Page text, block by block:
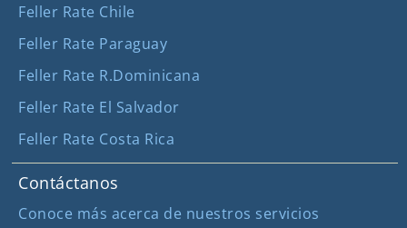
Feller Rate Chile
Feller Rate Paraguay
Feller Rate R.Dominicana
Feller Rate El Salvador
Feller Rate Costa Rica
Contáctanos
Conoce más acerca de nuestros servicios